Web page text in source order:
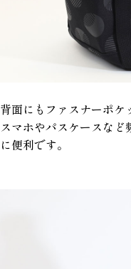
背面にもファスナーポケ
スマホやパスケースな
に便利です。